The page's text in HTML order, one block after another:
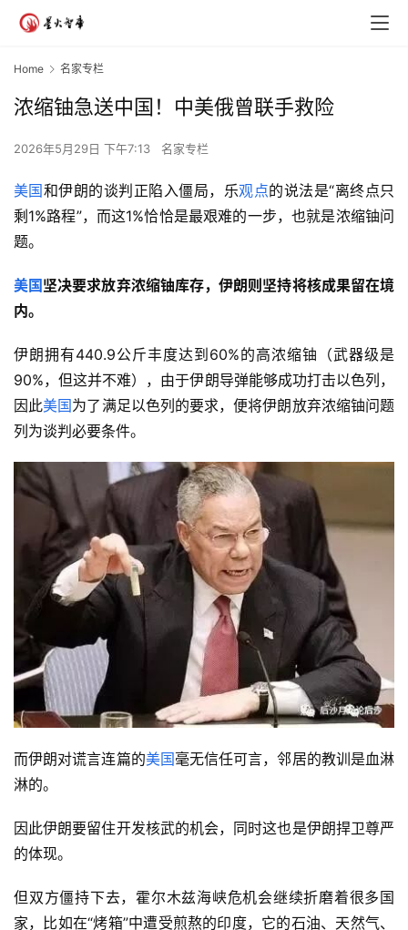
Home 名家专栏
浓缩铀急送中国！中美俄曾联手救险
2026年5月29日 下午7:13 名家专栏
美国和伊朗的谈判正陷入僵局，乐观点的说法是“离终点只
剩1%路程”，而这1%恰恰是最艰难的一步，也就是浓缩铀问
题。
美国 坚决要求放弃浓缩铀库存，伊朗则 坚持将核成果留在境
内。
伊朗拥有440.9公斤丰度达到60%的高浓缩铀（武器级是
90%，但这并不难），由于伊朗导弹能够成功打击以色列，
因此美国为了满足以色列的要求，便将伊朗放弃浓缩铀问题
列为谈判必要条件。
而伊朗对谎言连篇的美国毫无信任可言，邻居的教训是血淋
淋的。
因此伊朗要留住开发核武的机会，同时这也是伊朗捍卫尊严
的体现。
但双方僵持下去，霍尔木兹海峡危机会继续折磨着很多国
家，比如在“烤箱”中遭受煎熬的印度，它的石油、天然气、